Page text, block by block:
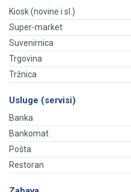
Kiosk (novine i sl.)
Super-market
Suvenirnica
Trgovina
Tržnica
Usluge (servisi)
Banka
Bankomat
Pošta
Restoran